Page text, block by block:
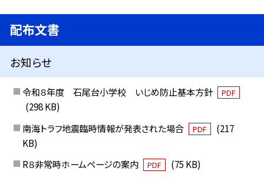
配布文書
お知らせ
令和８年度 石尾台小学校 いじめ防止基本方針 PDF
(298 KB)
南海トラフ地震臨時情報が発表された場合
PDF
(217
KB)
R８非常時ホームページの案内
PDF
(75 KB)